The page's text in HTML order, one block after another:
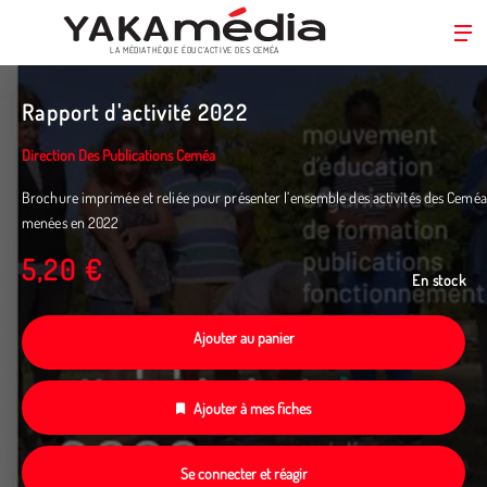
contenu
principal
LA MÉDIATHÈQUE ÉDUC’ACTIVE DES CEMÉA
Rapport d'activité 2022
Direction Des Publications Ceméa
Brochure imprimée et reliée pour présenter l’ensemble des activités des Ceméa
menées en 2022
5,20 € En stock
Ajouter au panier
Ajouter à mes fiches
Se connecter et réagir